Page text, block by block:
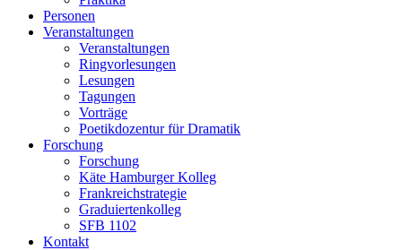
Personen
Veranstaltungen
Veranstaltungen
Ringvorlesungen
Lesungen
Tagungen
Vorträge
Poetikdozentur für Dramatik
Forschung
Forschung
Käte Hamburger Kolleg
Frankreichstrategie
Graduiertenkolleg
SFB 1102
Kontakt